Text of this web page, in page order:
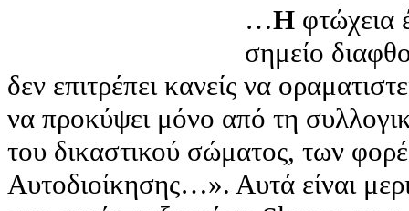
…Η φτώχεια
σημείο
δεν επιτρέπει κανείς να
να προκύψει μόνο από τη
του δικαστικού σώματος, των
Αυτοδιοίκησης…». Αυτά είναι